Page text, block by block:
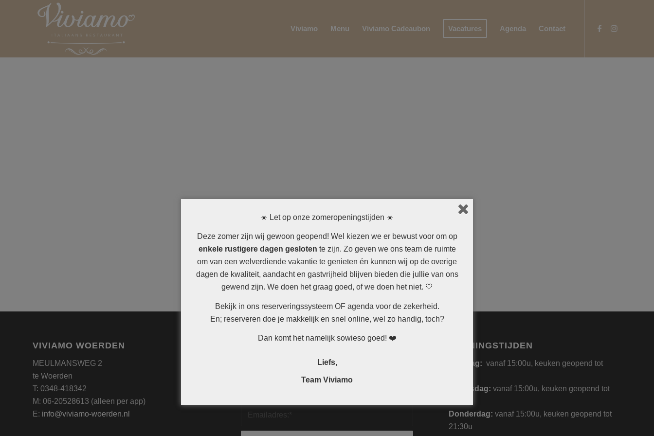
Viviamo Menu Viviamo Cadeaubon Vacatures Agenda Contact
VIVIAMO WOERDEN
MEULMANSWEG 2
te Woerden
T: 0348-418342
M: 06-20528613 (alleen per app)
E: info@viviamo-woerden.nl
OPENINGSTIJDEN
Dinsdag:vanaf 15:00u, keuken geopend tot
Woensdag:vanaf 15:00u, keuken geopend tot
Donderdag:vanaf 15:00u, keuken geopend tot
21:30u
☀️ Let op onze zomeropeningstijden ☀️
Deze zomer zijn wij gewoon geopend! Wel kiezen we er bewust voor om op
enkele rustigere dagen gesloten te zijn. Zo geven we ons team de ruimte
om van een welverdiende vakantie te genieten én kunnen wij op de overige
dagen de kwaliteit, aandacht en gastvrijheid blijven bieden die jullie van ons
gewend zijn. We doen het graag goed, of we doen het niet. 🤍
Bekijk in ons reserveringssysteem OF agenda voor de zekerheid.
En; reserveren doe je makkelijk en snel online, wel zo handig, toch?
Dan komt het namelijk sowieso goed! ❤️
Liefs,
Team Viviamo